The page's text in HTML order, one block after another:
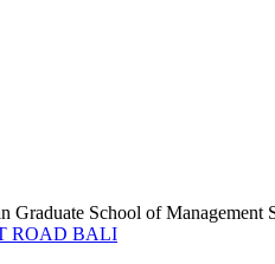
School of Management